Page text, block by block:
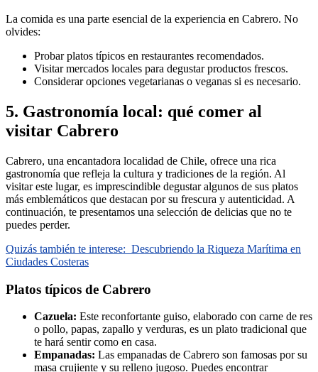
La comida es una parte esencial de la experiencia en Cabrero. No
olvides:
Probar platos típicos en restaurantes recomendados.
Visitar mercados locales para degustar productos frescos.
Considerar opciones vegetarianas o veganas si es necesario.
5. Gastronomía local: qué comer al
visitar Cabrero
Cabrero, una encantadora localidad de Chile, ofrece una rica
gastronomía que refleja la cultura y tradiciones de la región. Al
visitar este lugar, es imprescindible degustar algunos de sus platos
más emblemáticos que destacan por su frescura y autenticidad. A
continuación, te presentamos una selección de delicias que no te
puedes perder.
Quizás también te interese: Descubriendo la Riqueza Marítima en
Ciudades Costeras
Platos típicos de Cabrero
Cazuela: Este reconfortante guiso, elaborado con carne de res
o pollo, papas, zapallo y verduras, es un plato tradicional que
te hará sentir como en casa.
Empanadas: Las empanadas de Cabrero son famosas por su
masa crujiente y su relleno jugoso. Puedes encontrar